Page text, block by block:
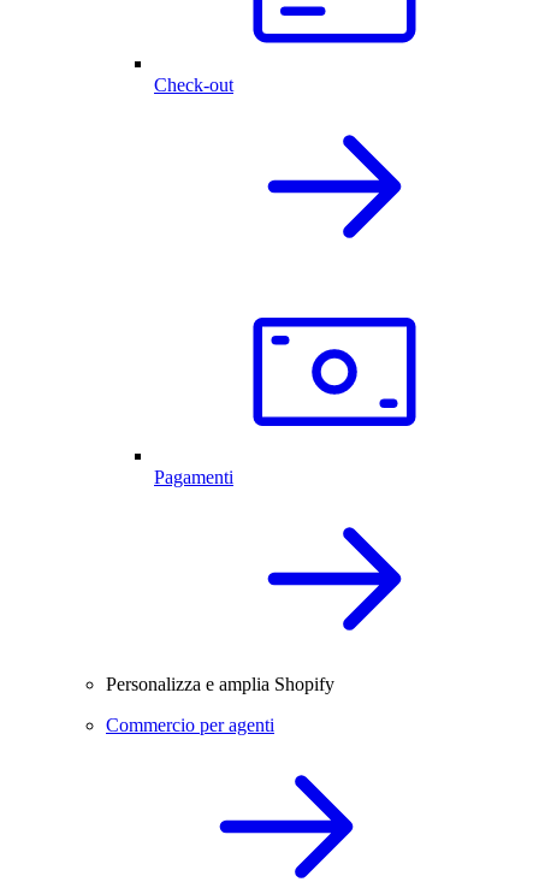
Check-out
Pagamenti
Personalizza e amplia Shopify
Commercio per agenti